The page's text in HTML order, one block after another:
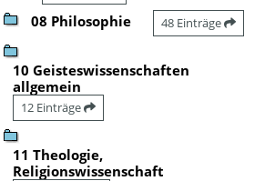
08 Philosophie 48 Einträge
10 Geisteswissenschaften
allgemein
12 Einträge
11 Theologie,
Religionswissenschaft